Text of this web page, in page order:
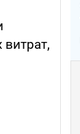
витрат,